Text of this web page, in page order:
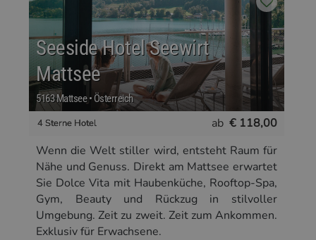
4 Sterne Hotel
Seeside Hotel Seewirt
Mattsee
5163 Mattsee • Österreich
ab € 118,00
Wenn die Welt stiller wird, entsteht Raum für
Nähe und Genuss. Direkt am Mattsee erwartet
Sie Dolce Vita mit Haubenküche, Rooftop-Spa,
Gym, Beauty und Rückzug in stilvoller
Umgebung. Zeit zu zweit. Zeit zum Ankommen.
Exklusiv für Erwachsene.